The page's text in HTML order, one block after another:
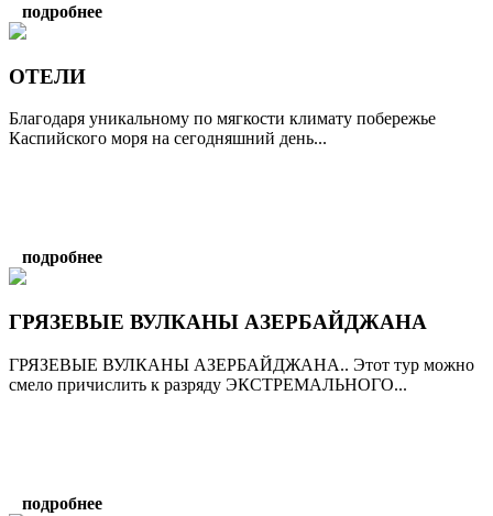
подробнее
ОТЕЛИ
Благодаря уникальному по мягкости климату побережье
Каспийского моря на сегодняшний день...
подробнее
ГРЯЗЕВЫЕ ВУЛКАНЫ АЗЕРБАЙДЖАНА
ГРЯЗЕВЫЕ ВУЛКАНЫ АЗЕРБАЙДЖАНА.. Этот тур можно
смело причислить к разряду ЭКСТРЕМАЛЬНОГО...
подробнее